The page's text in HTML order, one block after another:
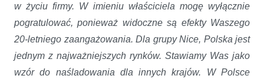
w życiu firmy. W imieniu właściciela mogę wyłącznie
pogratulować, ponieważ widoczne są efekty Waszego
20-letniego zaangażowania. Dla grupy Nice, Polska jest
jednym z najważniejszych rynków. Stawiamy Was jako
wzór do naśladowania dla innych krajów. W Polsce